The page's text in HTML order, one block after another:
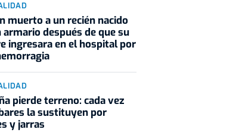
muerto a un recién nacido
armario después de que su
ingresara en el hospital por
pierde terreno: cada vez
la sustituyen por
y jarras